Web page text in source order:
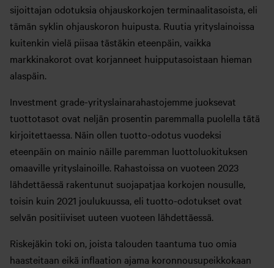
sijoittajan odotuksia ohjauskorkojen terminaalitasoista, eli
tämän syklin ohjauskoron huipusta. Ruutia yrityslainoissa
kuitenkin vielä piisaa tästäkin eteenpäin, vaikka
markkinakorot ovat korjanneet huipputasoistaan hieman
alaspäin.
Investment grade-yrityslainarahastojemme juoksevat
tuottotasot ovat neljän prosentin paremmalla puolella tätä
kirjoitettaessa. Näin ollen tuotto-odotus vuodeksi
eteenpäin on mainio näille paremman luottoluokituksen
omaaville yrityslainoille. Rahastoissa on vuoteen 2023
lähdettäessä rakentunut suojapatjaa korkojen nousulle,
toisin kuin 2021 joulukuussa, eli tuotto-odotukset ovat
selvän positiiviset uuteen vuoteen lähdettäessä.
Riskejäkin toki on, joista talouden taantuma tuo omia
haasteitaan eikä inflaation ajama koronnousupeikkokaan